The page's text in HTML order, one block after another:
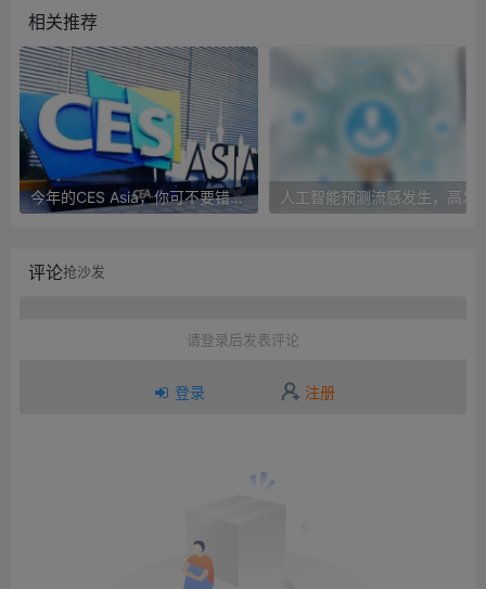
相关推荐
今年的CES Asia，你可不要错过这些自动驾驶看点
评论抢沙发
请登录后发表评论
登录 注册